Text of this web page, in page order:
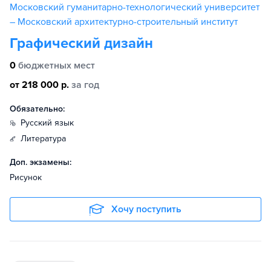
Московский гуманитарно-технологический университет
– Московский архитектурно-строительный институт
Графический дизайн
0 бюджетных мест
от 218 000 р. за год
Обязательно:
русский язык
литература
Доп. экзамены:
Рисунок
Хочу поступить